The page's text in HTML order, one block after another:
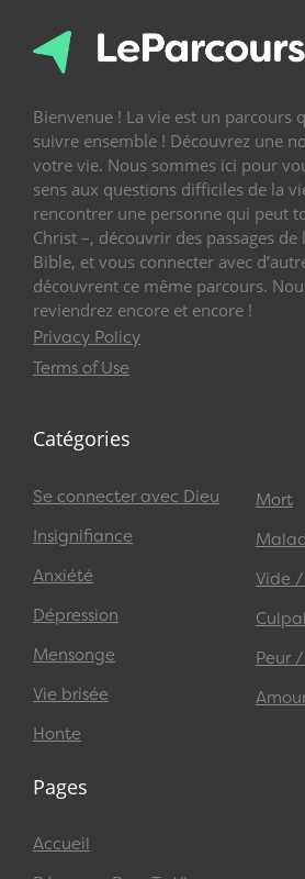
Bienvenue ! La vie est un parcours
suivre ensemble ! Découvrez une
votre vie. Nous sommes ici pour
sens aux questions difficiles de la
rencontrer une personne qui peut
Christ –, découvrir des passages de
Bible, et vous connecter avec
découvrent ce même parcours.
reviendrez encore et encore !
Privacy Policy
Terms of Use
Catégories
Se connecter avec Dieu
Insignifiance
Anxiété
Dépression
Mensonge
Vie brisée
Honte
Mort
Vide
Peur
Pages
Accueil